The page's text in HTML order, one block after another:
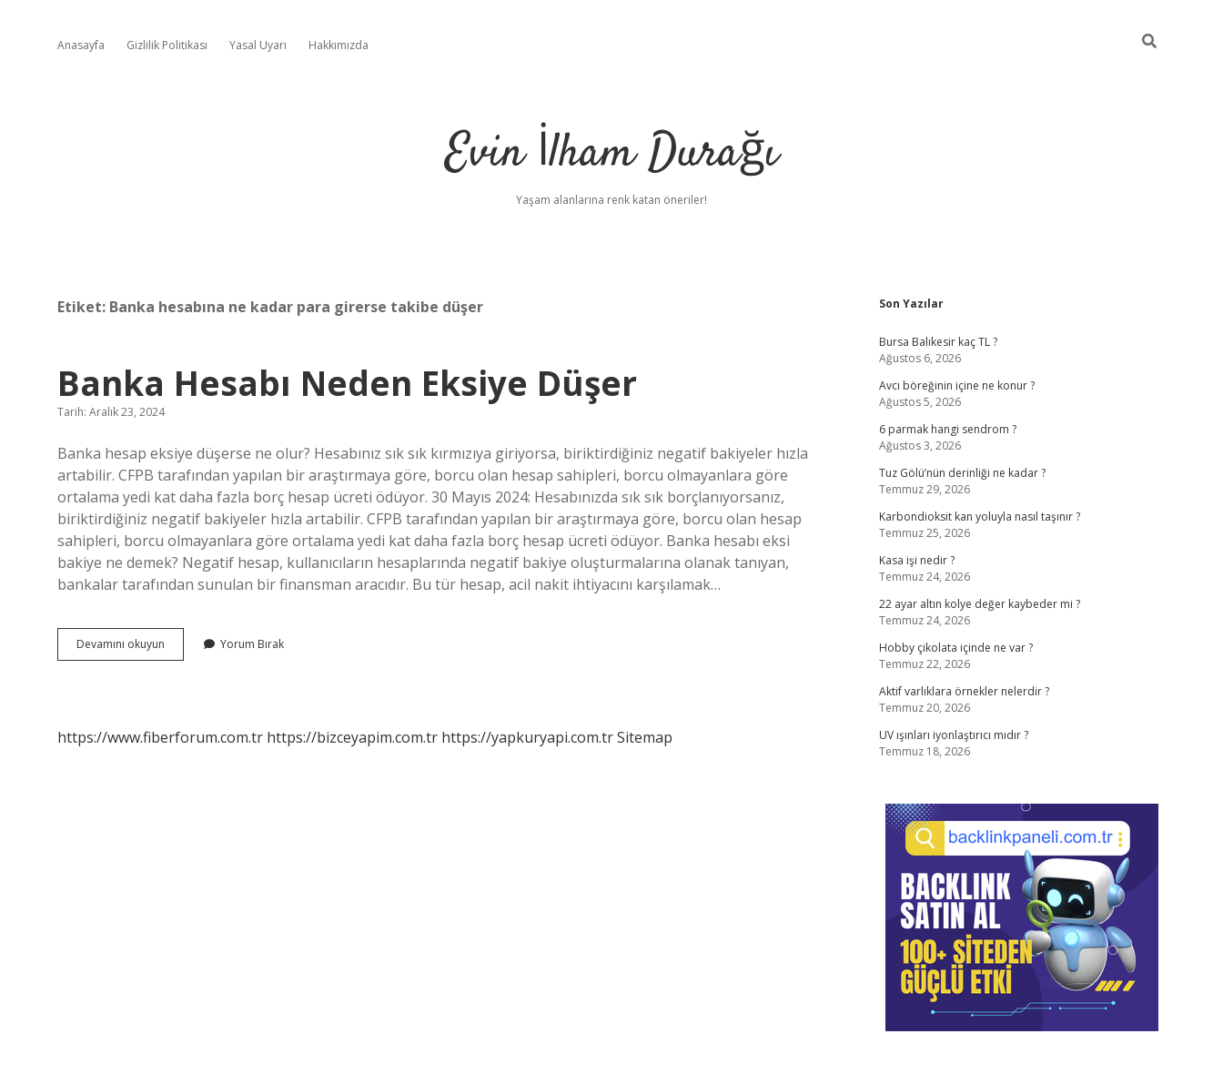
Anasayfa Gizlilik Politikası Yasal Uyarı Hakkımızda
Evin İlham Durağı
Yaşam alanlarına renk katan öneriler!
Etiket: Banka hesabına ne kadar para girerse takibe düşer
Banka Hesabı Neden Eksiye Düşer
Tarih: Aralık 23, 2024
Banka hesap eksiye düşerse ne olur? Hesabınız sık sık kırmızıya giriyorsa, biriktirdiğiniz negatif bakiyeler hızla
artabilir. CFPB tarafından yapılan bir araştırmaya göre, borcu olan hesap sahipleri, borcu olmayanlara göre
ortalama yedi kat daha fazla borç hesap ücreti ödüyor. 30 Mayıs 2024: Hesabınızda sık sık borçlanıyorsanız,
biriktirdiğiniz negatif bakiyeler hızla artabilir. CFPB tarafından yapılan bir araştırmaya göre, borcu olan hesap
sahipleri, borcu olmayanlara göre ortalama yedi kat daha fazla borç hesap ücreti ödüyor. Banka hesabı eksi
bakiye ne demek? Negatif hesap, kullanıcıların hesaplarında negatif bakiye oluşturmalarına olanak tanıyan,
bankalar tarafından sunulan bir finansman aracıdır. Bu tür hesap, acil nakit ihtiyacını karşılamak…
Devamını okuyun
Hesabı
Yorum Bırak
https://www.fiberforum.com.tr https://bizceyapim.com.tr https://yapkuryapi.com.trSitemap
Sidebar
Son Yazılar
Bursa Balıkesir kaç TL ?
Ağustos 6, 2026
Avcı böreğinin içine ne konur ?
Ağustos 5, 2026
6 parmak hangi sendrom ?
Ağustos 3, 2026
Tuz Gölü’nün derinliği ne kadar ?
Temmuz 29, 2026
Karbondioksit kan yoluyla nasıl taşınır ?
Temmuz 25, 2026
Kasa işi nedir ?
Temmuz 24, 2026
22 ayar altın kolye değer kaybeder mi ?
Temmuz 24, 2026
Hobby çikolata içinde ne var ?
Temmuz 22, 2026
Aktif varlıklara örnekler nelerdir ?
Temmuz 20, 2026
UV ışınları iyonlaştırıcı mıdır ?
Temmuz 18, 2026